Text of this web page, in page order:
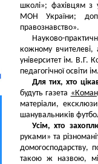
школі»; фахівцям з
МОН України;
правознавство».
Науково-
кожному вчителеві,
університет ім. В.Г.
педагогічної освіти
Для тих, хто
будуть газета
матеріали,
шанувальників
Усім, хто
руками» та
домогосподарству,
такою ж назвою,